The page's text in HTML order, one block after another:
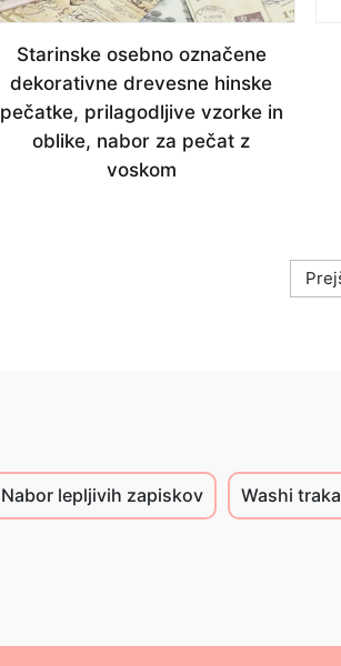
Starinske osebno označene
dekorativne drevesne hinske
pečatke, prilagodljive vzorke in
oblike, nabor za pečat z
voskom
Nabor lepljivih zapiskov Washi traka